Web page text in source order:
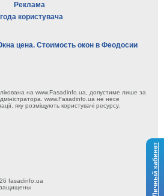
Личный кабинет
Реклама
користувача
цена. Стоимость окон в Феодосии
на www.Fasadinfo.ua, допустиме лише за
www.Fasadinfo.ua не несе
яку розміщують користувачі ресурсу.
fasadinfo.ua